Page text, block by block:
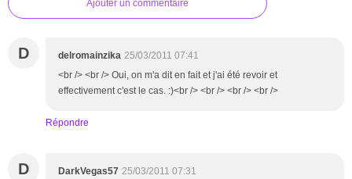
Ajouter un commentaire
D delromainzika 25/03/2011 07:41
<br /> <br /> Oui, on m'a dit en fait et j'ai été revoir et
effectivement c'est le cas. :)<br /> <br /> <br /> <br />
Répondre
D DarkVegas57 25/03/2011 07:31